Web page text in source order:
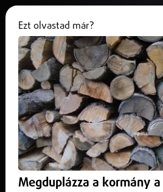
Külföld
Ezt olvastad már?
Megduplázza a kormány